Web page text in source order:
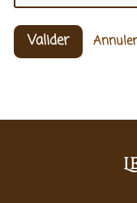
Valider Annuler